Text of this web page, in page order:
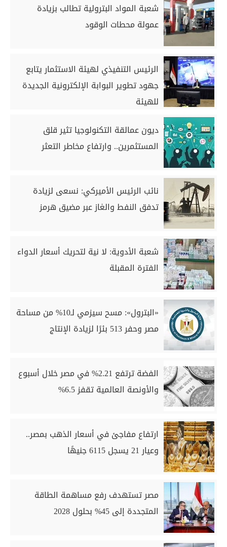
شعبة المواد البترولية تطالب بزيادة
عمولة محطات الوقود
الرئيس التنفيذي لهيئة الاستثمار يتابع
جهود تطوير البوابة الإلكترونية الجديدة
للهيئة
ديون عمالقة التكنولوجيا تثير قلق
المستثمرين.. وارتفاع مخاطر التعثر
نائب الرئيس الأميركي: نسعى لزيادة
تدفق النفط والغاز عبر مضيق هرمز
شعبة الأدوية: لا نية لتحريك أسعار الدواء
الفترة المقبلة
«البترول»: مسح سيزمي لـ10% من مساحة
مصر وحفر 513 بئرًا لزيادة الإنتاج
الفضة ترتفع 2.21% في مصر خلال أسبوع
والأونصة العالمية تقفز 6.5%
ارتفاع مفاجئ في أسعار الذهب بمصر..
وعيار 21 يسجل 6115 جنيهًا
مصر تستهدف رفع مساهمة الطاقة
المتجددة إلى 45% بحلول 2028